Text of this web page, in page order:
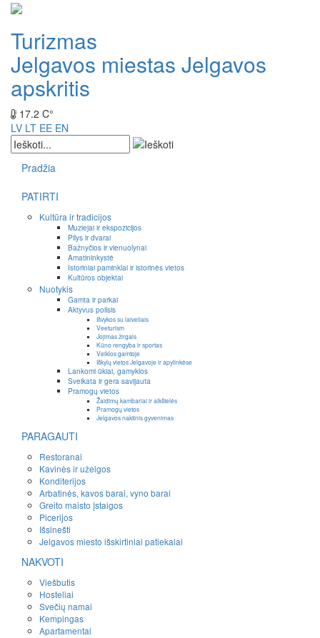
Turizmas
Jelgavos miestas Jelgavos
apskritis
17.2 C°
LV LT EE EN
Pradžia
PATIRTI
Kultūra ir tradicijos
Muziejai ir ekspozicijos
Pilys ir dvarai
Bažnyčios ir vienuolynai
Amatininkystė
Istoriniai paminklai ir istorinės vietos
Kultūros objektai
Nuotykis
Gamta ir parkai
Aktyvus poilsis
Išvykos su laiveliais
Veeturism
Jojimas žirgais
Kūno rengyba ir sportas
Veiklos gamtoje
Iškylų vietos Jelgavoje ir apylinkėse
Lankomi ūkiai, gamyklos
Sveikata ir gera savijauta
Pramogų vietos
Žaidimų kambariai ir aikštelės
Pramogų vietos
Jelgavos naktinis gyvenimas
PARAGAUTI
Restoranai
Kavinės ir užeigos
Konditerijos
Arbatinės, kavos barai, vyno barai
Greito maisto įstaigos
Picerijos
Išsinešti
Jelgavos miesto išskirtiniai patiekalai
NAKVOTI
Viešbutis
Hosteliai
Svečių namai
Kempingas
Apartamentai